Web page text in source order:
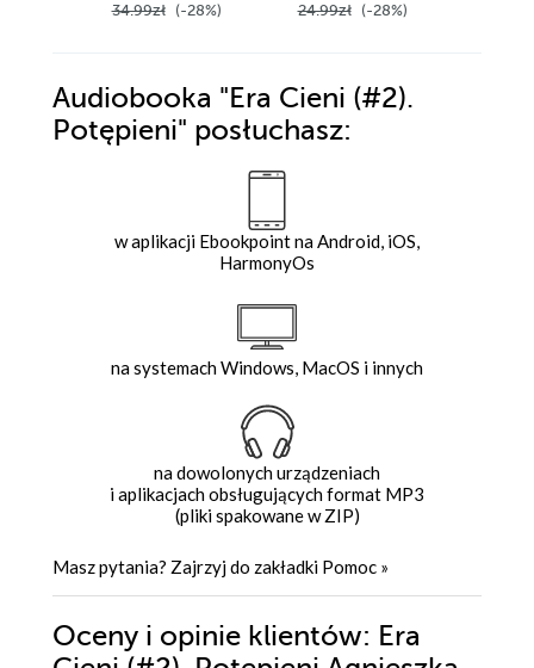
34.99zł (-28%) 24.99zł (-28%)
Audiobooka "Era Cieni (#2).
Potępieni" posłuchasz:
w aplikacji Ebookpoint na Android, iOS,
HarmonyOs
na systemach Windows, MacOS i innych
na dowolonych urządzeniach
i aplikacjach obsługujących format MP3
(pliki spakowane w ZIP)
Masz pytania? Zajrzyj do zakładki Pomoc »
Oceny i opinie klientów: Era